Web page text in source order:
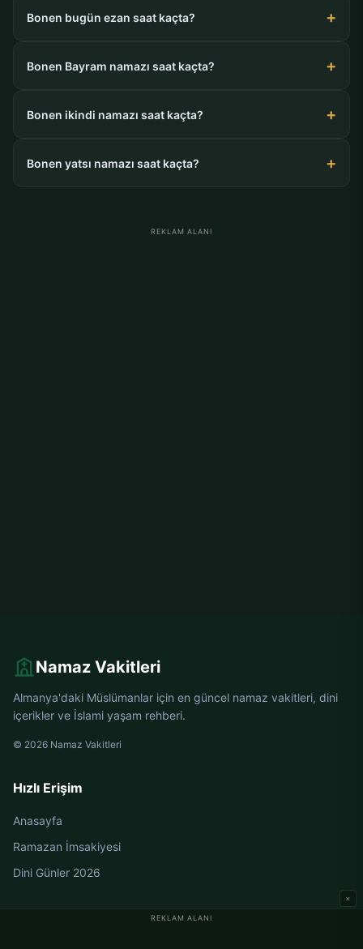
Bonen bugün ezan saat kaçta?
Bonen Bayram namazı saat kaçta?
Bonen ikindi namazı saat kaçta?
Bonen yatsı namazı saat kaçta?
REKLAM ALANI
REKLAM ALANI
×
Namaz Vakitleri
Almanya'daki Müslümanlar için en güncel namaz vakitleri, dini
içerikler ve İslami yaşam rehberi.
© 2026 Namaz Vakitleri
Hızlı Erişim
Anasayfa
Ramazan İmsakiyesi
Dini Günler 2026
Almanya Namaz Vakitleri